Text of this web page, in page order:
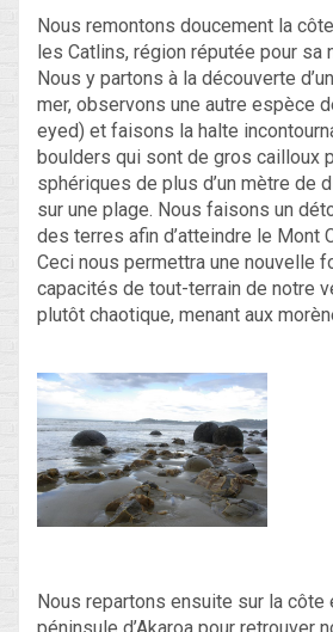
Nous remontons doucement la
les Catlins, région réputée pour sa
Nous y partons à la découverte
mer, observons une autre espèce
eyed) et faisons la halte
boulders qui sont de gros cailloux
sphériques de plus d’un mètre de
sur une plage. Nous faisons un
des terres afin d’atteindre le Mont
Ceci nous permettra une nouvelle
capacités de tout-terrain de notre
plutôt chaotique, menant aux
Nous repartons ensuite sur la côte